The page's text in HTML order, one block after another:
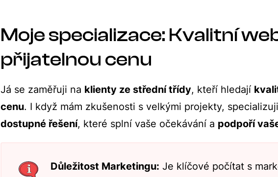
Moje specializace: Kvalitní
přijatelnou cenu
Já se zaměřuji na klienty ze střední třídy, kteří hledají
cenu. I když mám zkušenosti s velkými projekty,
dostupné řešení, které splní vaše očekávání a podpoří
Důležitost Marketingu: Je klíčové počítat s